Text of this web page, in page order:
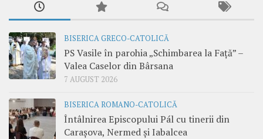
BISERICA GRECO-CATOLICĂ
PS Vasile în parohia „Schimbarea la Față” –
Valea Caselor din Bârsana
7 AUGUST 2026
BISERICA ROMANO-CATOLICĂ
Întâlnirea Episcopului Pál cu tinerii din
Carașova, Nermed și Iabalcea